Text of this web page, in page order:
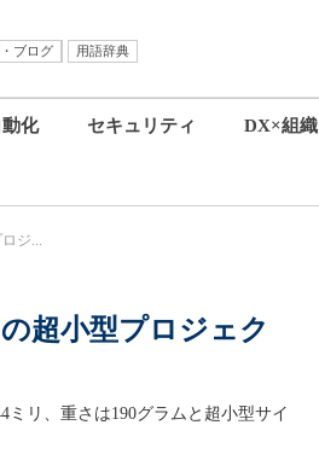
ブログ
用語辞典
化 セキュリティ DX×組織
ジ...
超小型プロジェク
ミリ、重さは190グラムと超小型サイ